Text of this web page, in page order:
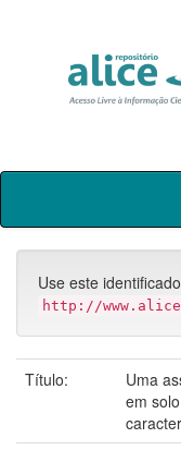
Skip
Use este
http://
Título:
Uma
em